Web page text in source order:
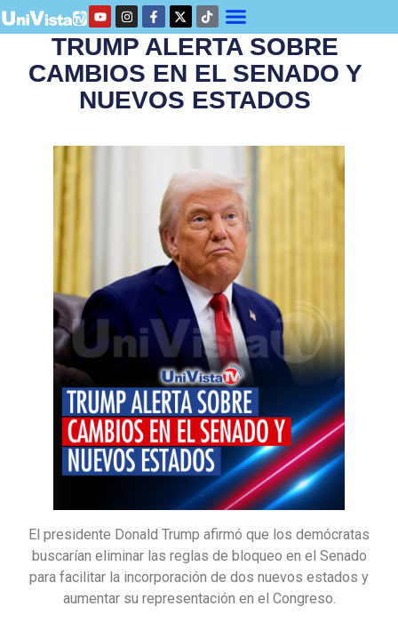
TRUMP ALERTA SOBRE
CAMBIOS EN EL SENADO Y
NUEVOS ESTADOS
El presidente Donald Trump afirmó que los demócratas
buscarían eliminar las reglas de bloqueo en el Senado
para facilitar la incorporación de dos nuevos estados y
aumentar su representación en el Congreso.